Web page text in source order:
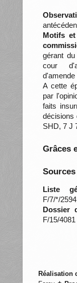
Motifs
gérant
cour
A cette
par
faits
décisions
SHD, 7 J
Grâces
Sources
Liste
F/7/*/2594
Dossier
F/15/4081
Réalisation